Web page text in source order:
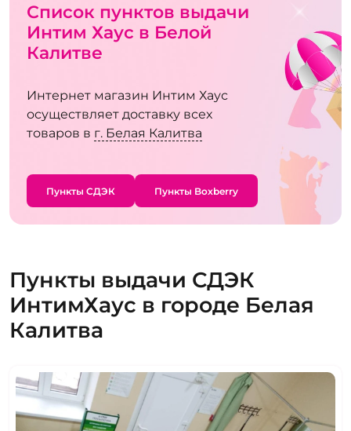
Список пунктов выдачи
Интим Хаус в Белой
Калитве
Интернет магазин Интим Хаус
осуществляет доставку всех
товаров в г. Белая Калитва
Пункты СДЭК Пункты Boxberry
Пункты выдачи СДЭК
ИнтимХаус в городе Белая
Калитва